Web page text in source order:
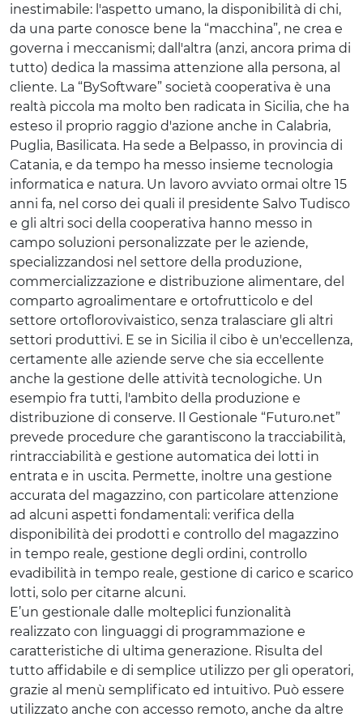
inestimabile: l'aspetto umano, la disponibilità di chi,
da una parte conosce bene la “macchina”, ne crea e
governa i meccanismi; dall'altra (anzi, ancora prima di
tutto) dedica la massima attenzione alla persona, al
cliente. La “BySoftware” società cooperativa è una
realtà piccola ma molto ben radicata in Sicilia, che ha
esteso il proprio raggio d'azione anche in Calabria,
Puglia, Basilicata. Ha sede a Belpasso, in provincia di
Catania, e da tempo ha messo insieme tecnologia
informatica e natura. Un lavoro avviato ormai oltre 15
anni fa, nel corso dei quali il presidente Salvo Tudisco
e gli altri soci della cooperativa hanno messo in
campo soluzioni personalizzate per le aziende,
specializzandosi nel settore della produzione,
commercializzazione e distribuzione alimentare, del
comparto agroalimentare e ortofrutticolo e del
settore ortoflorovivaistico, senza tralasciare gli altri
settori produttivi. E se in Sicilia il cibo è un'eccellenza,
certamente alle aziende serve che sia eccellente
anche la gestione delle attività tecnologiche. Un
esempio fra tutti, l'ambito della produzione e
distribuzione di conserve. Il Gestionale “Futuro.net”
prevede procedure che garantiscono la tracciabilità,
rintracciabilità e gestione automatica dei lotti in
entrata e in uscita. Permette, inoltre una gestione
accurata del magazzino, con particolare attenzione
ad alcuni aspetti fondamentali: verifica della
disponibilità dei prodotti e controllo del magazzino
in tempo reale, gestione degli ordini, controllo
evadibilità in tempo reale, gestione di carico e scarico
lotti, solo per citarne alcuni.
E’un gestionale dalle molteplici funzionalità
realizzato con linguaggi di programmazione e
caratteristiche di ultima generazione. Risulta del
tutto affidabile e di semplice utilizzo per gli operatori,
grazie al menù semplificato ed intuitivo. Può essere
utilizzato anche con accesso remoto, anche da altre